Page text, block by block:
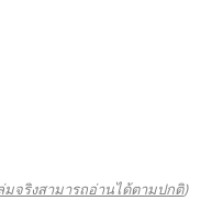
มจริงสามารถอ่านได้ตามปกติ)